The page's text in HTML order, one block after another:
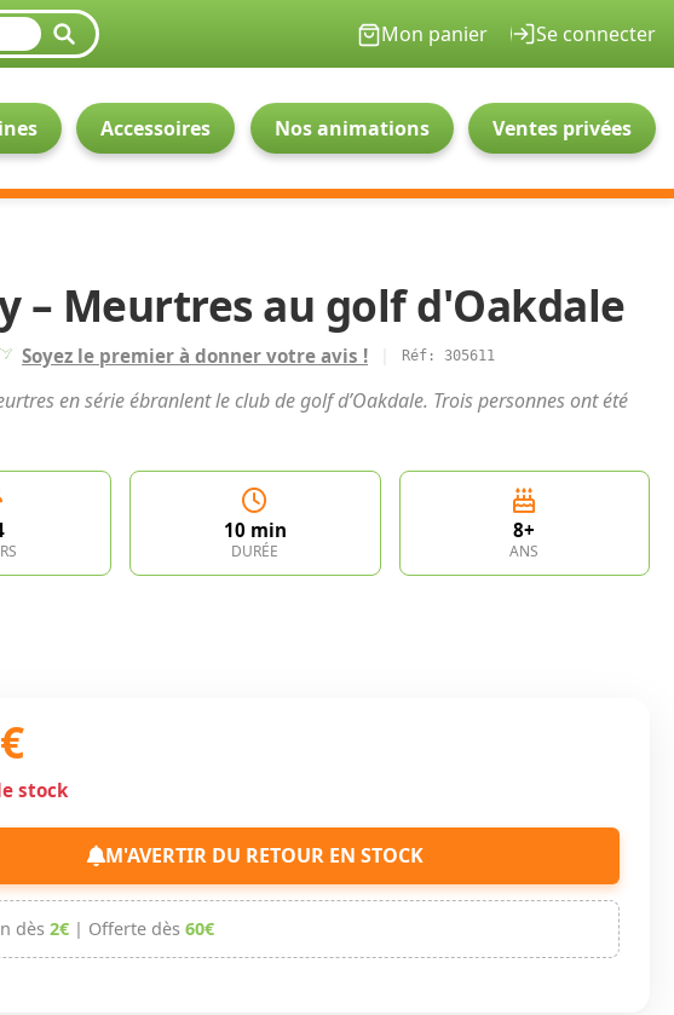
Mon panier Se connecter
Accessoires Nos animations Ventes privées
– Meurtres au golf d'Oakdale
Soyez le premier à donner votre avis ! Réf: 305611
en série ébranlent le club de golf d’Oakdale. Trois personnes ont été
10 min
DURÉE
8+
ANS
stock
M'AVERTIR DU RETOUR EN STOCK
dès 2€| Offerte dès 60€